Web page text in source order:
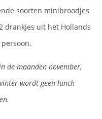
soorten minibroodjes
drankjes uit het Hollands
de maanden november,
wordt geen lunch